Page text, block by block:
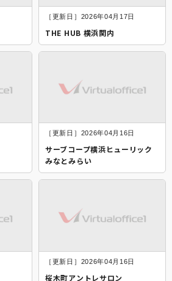
［更新日］2026年04月17日
THE HUB 横浜関内
［更新日］2026年04月16日
サーブコープ横浜ヒューリック
みなとみらい
［更新日］2026年04月16日
桜木町アントレサロン